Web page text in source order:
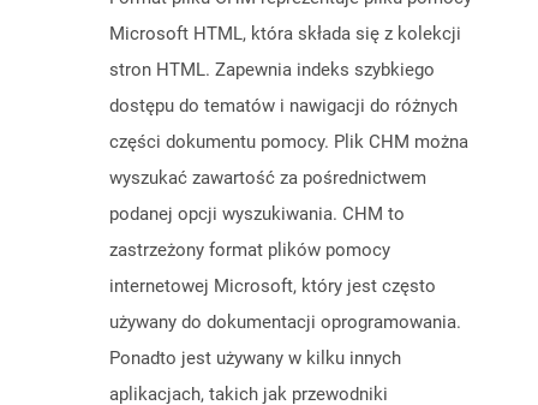
Microsoft HTML, która składa się z kolekcji
stron HTML. Zapewnia indeks szybkiego
dostępu do tematów i nawigacji do różnych
części dokumentu pomocy. Plik CHM można
wyszukać zawartość za pośrednictwem
podanej opcji wyszukiwania. CHM to
zastrzeżony format plików pomocy
internetowej Microsoft, który jest często
używany do dokumentacji oprogramowania.
Ponadto jest używany w kilku innych
aplikacjach, takich jak przewodniki